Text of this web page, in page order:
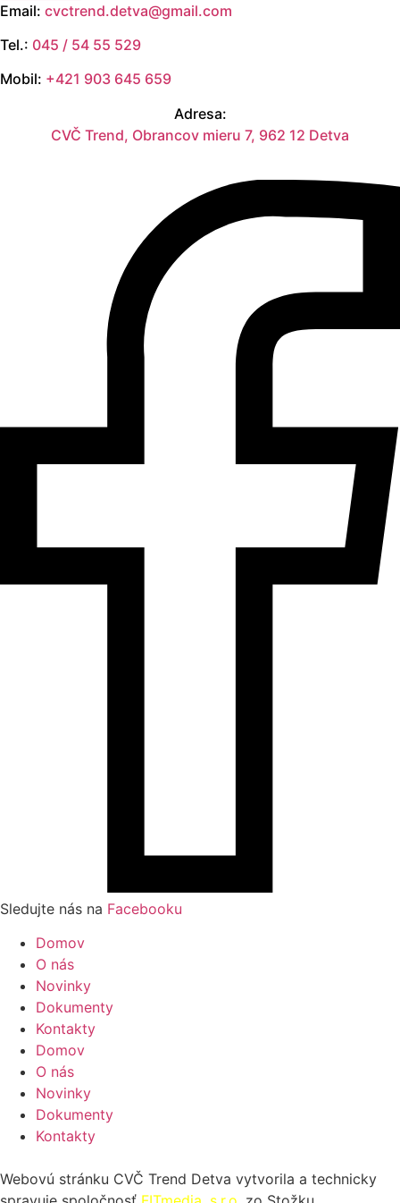
Email: cvctrend.detva@gmail.com
Tel.: 045 / 54 55 529
Mobil: +421 903 645 659
Adresa:
CVČ Trend, Obrancov mieru 7, 962 12 Detva
Sledujte nás na Facebooku
Domov
O nás
Novinky
Dokumenty
Kontakty
Domov
O nás
Novinky
Dokumenty
Kontakty
Webovú stránku CVČ Trend Detva vytvorila a technicky